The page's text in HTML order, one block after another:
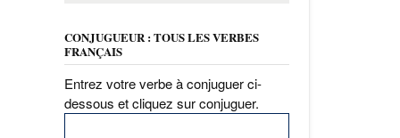
CONJUGUEUR : TOUS LES VERBES
FRANÇAIS
Entrez votre verbe à conjuguer ci-
dessous et cliquez sur conjuguer.